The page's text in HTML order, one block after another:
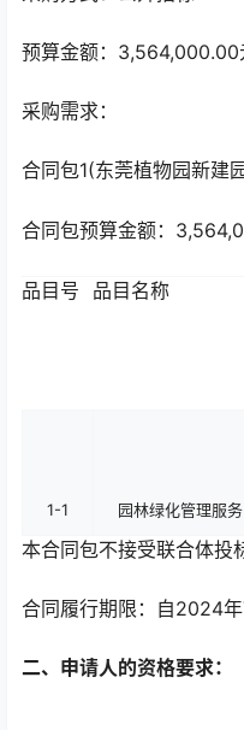
预算金额：3,564,000.00
采购需求：
合同包1(东莞植物园新建
合同包预算金额：
品目号 品目名称
1-1 园林绿化管理服务
本合同包不接受联合体投
合同履行期限： 自2024
二、申请人的资格要求：